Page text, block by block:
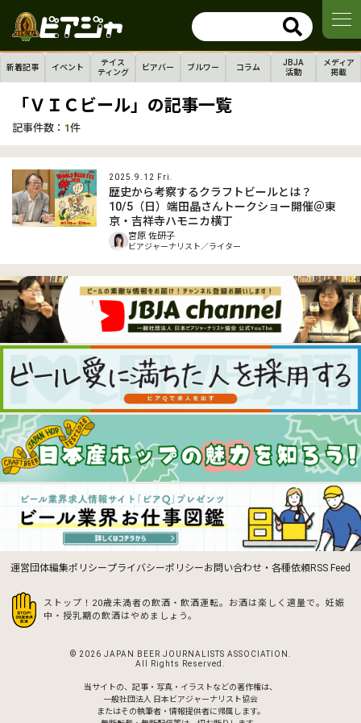
新着記事 イベント
テイス
ティング
ビアバー ブルワー コラム
JBJA
活動
メディア
掲載
「ＶＩＣビール」の記事一覧
記事件数： 1件
2025.9.12 Fri.
歴史から考察するクラフトビールとは？
10/5（日）端田晶さんトークショー開催＠東
京・吉祥寺ハモニカ横丁
宮原 佐研子
ビアジャーナリスト／ライター
運営団体編集ポリシープライバシーポリシーお問い合わせ・各種依頼RSS Feed
ストップ！20歳未満者の飲酒・飲酒運転。お酒は楽しく適量で。 妊娠
中・授乳期の飲酒はやめましょう。
© 2026 JAPAN BEER JOURNALISTS ASSOCIATION.
All Rights Reserved.
当サイトの、記事・写真・イラストなどの著作権は、
一般社団法人 日本ビアジャーナリスト協会
またはその執筆者・情報提供者に帰属します。